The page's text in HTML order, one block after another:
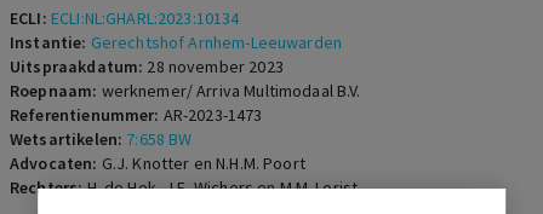
ECLI: ECLI:NL:GHARL:2023:10134
Instantie: Gerechtshof Arnhem-Leeuwarden
Uitspraakdatum: 28 november 2023
Roepnaam: werknemer/ Arriva Multimodaal B.V.
Referentienummer: AR-2023-1473
Wetsartikelen: 7:658 BW
Advocaten: G.J. Knotter en N.H.M. Poort
Rechters:H. de Hek, J.E. Wichers en M.M. Lorist